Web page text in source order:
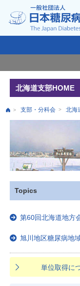
北海道支部HOME
> 支部・分科会 > 北海
Topics
第60回北海道地方
旭川地区糖尿病地
単位取得に